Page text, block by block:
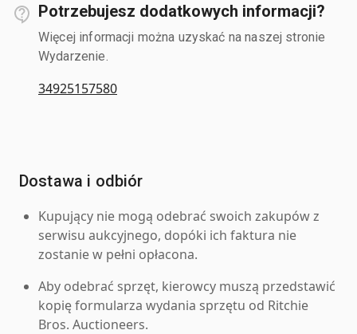
Potrzebujesz dodatkowych informacji?
Więcej informacji można uzyskać na naszej stronie
Wydarzenie.
34925157580
Dostawa i odbiór
Kupujący nie mogą odebrać swoich zakupów z
serwisu aukcyjnego, dopóki ich faktura nie
zostanie w pełni opłacona.
Aby odebrać sprzęt, kierowcy muszą przedstawić
kopię formularza wydania sprzętu od Ritchie
Bros. Auctioneers.